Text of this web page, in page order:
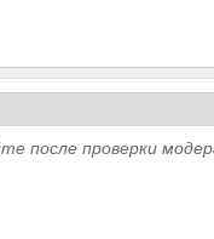
после проверки